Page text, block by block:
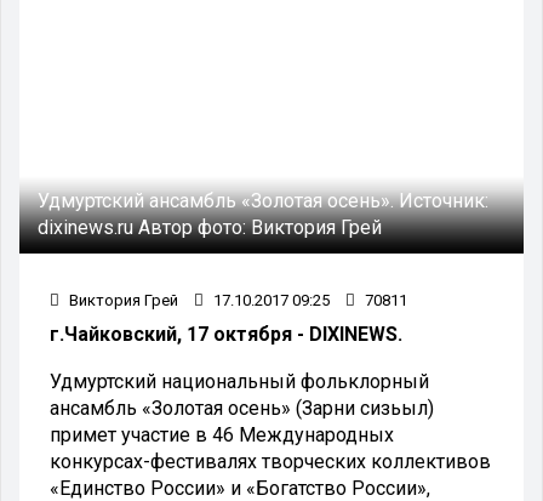
Удмуртский ансамбль «Золотая осень».Источник:
dixinews.ruАвтор фото:Виктория Грей
Виктория Грей 17.10.2017 09:25 70811
г.Чайковский, 17 октября - DIXINEWS.
Удмуртский национальный фольклорный
ансамбль «Золотая осень» (Зарни сизьыл)
примет участие в 46 Международных
конкурсах-фестивалях творческих коллективов
«Единство России» и «Богатство России»,